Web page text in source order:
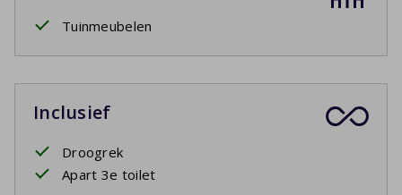
Tuinmeubelen
Inclusief
Droogrek
Apart 3e toilet